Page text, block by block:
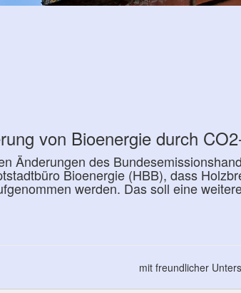
von Bioenergie durch
Änderungen des
Bioenergie (HBB), dass
werden. Das soll eine
mit freundlicher